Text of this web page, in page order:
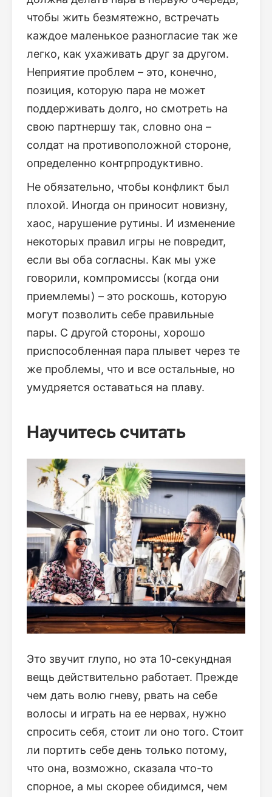
чтобы жить безмятежно, встречать
каждое маленькое разногласие так же
легко, как ухаживать друг за другом.
Неприятие проблем – это, конечно,
позиция, которую пара не может
поддерживать долго, но смотреть на
свою партнершу так, словно она –
солдат на противоположной стороне,
определенно контрпродуктивно.
Не обязательно, чтобы конфликт был
плохой. Иногда он приносит новизну,
хаос, нарушение рутины. И изменение
некоторых правил игры не повредит,
если вы оба согласны. Как мы уже
говорили, компромиссы (когда они
приемлемы) – это роскошь, которую
могут позволить себе правильные
пары. С другой стороны, хорошо
приспособленная пара плывет через те
же проблемы, что и все остальные, но
умудряется оставаться на плаву.
Научитесь считать
Это звучит глупо, но эта 10-секундная
вещь действительно работает. Прежде
чем дать волю гневу, рвать на себе
волосы и играть на ее нервах, нужно
спросить себя, стоит ли оно того. Стоит
ли портить себе день только потому,
что она, возможно, сказала что-то
спорное, а мы скорее обидимся, чем